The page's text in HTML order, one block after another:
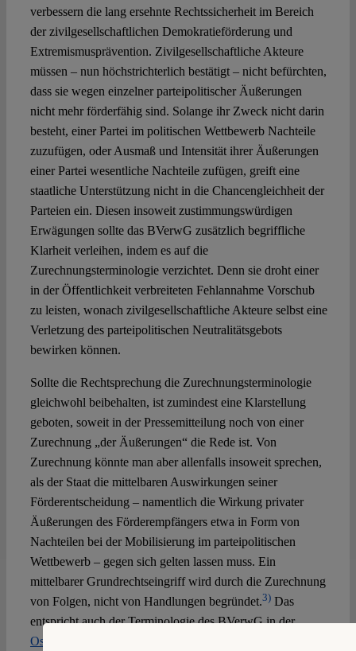
verbessern die lang ersehnte Rechtssicherheit im Bereich
der zivilgesellschaftlichen Demokratieförderung und
Extremismusprävention. Zivilgesellschaftliche Akteure
müssen – nun höchstrichterlich bestätigt – nicht befürchten,
dass sie wegen einzelner parteipolitischer Äußerungen
nicht mehr förderfähig sind. Solange ihr Zweck nicht darin
besteht, einer Partei im politischen Wettbewerb Nachteile
zuzufügen, oder Ausmaß und Intensität ihrer Äußerungen
einer Partei wesentliche Nachteile zufügen, greift eine
staatliche Unterstützung nicht in die Chancengleichheit der
Parteien ein. Diesen insoweit zustimmungswürdigen
Erwägungen sollte das BVerwG zusätzlich begriffliche
Klarheit verleihen, indem es auf die
Zurechnungsterminologie verzichtet. Denn sie droht einer
in der Öffentlichkeit verbreiteten Fehlannahme Vorschub
zu leisten, wonach zivilgesellschaftliche Akteure selbst eine
Verletzung des parteipolitischen Neutralitätsgebots
bewirken können.
Sollte die Rechtsprechung die Zurechnungsterminologie
gleichwohl beibehalten, ist zumindest eine Klarstellung
geboten, soweit in der Pressemitteilung noch von einer
Zurechnung „der Äußerungen“ die Rede ist. Von
Zurechnung könnte man aber allenfalls insoweit sprechen,
als der Staat die mittelbaren Auswirkungen seiner
Förderentscheidung – namentlich die Wirkung privater
Äußerungen des Förderempfängers etwa in Form von
Nachteilen bei der Mobilisierung im parteipolitischen
Wettbewerb – gegen sich gelten lassen muss. Ein
mittelbarer Grundrechtseingriff wird durch die Zurechnung
von Folgen, nicht von Handlungen begründet.3)Das
entspricht auch der Terminologie des BVerwG in der
Osho-Entscheidung